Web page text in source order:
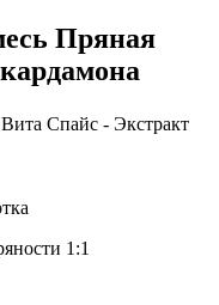
Пряная
1:1